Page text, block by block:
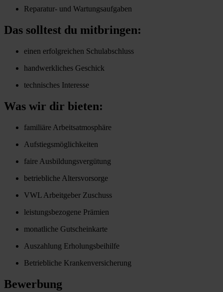
Reparatur- und Wartungsaufgaben
Das solltest du mitbringen:
einen erfolgreichen Schulabschluss
handwerkliches Geschick
technisches Interesse
Was wir dir bieten:
familiäre Arbeitsatmosphäre
Aufstiegsmöglichkeiten
faire Ausbildungsvergütung
betriebliche Altersvorsorge
VWL Arbeitgeber Zuschuss
leistungsbezogene Prämien
monatliche Gutscheinkarte
Auszahlung Erholungsbeihilfe
Betriebliche Krankenversicherung
Bewerbung